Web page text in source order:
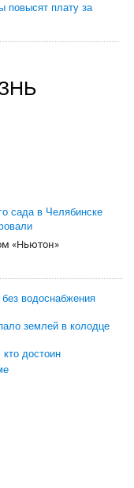
повысят плату за
сада в Челябинске
«Ньютон»
водоснабжения
землей в колодце
достоин